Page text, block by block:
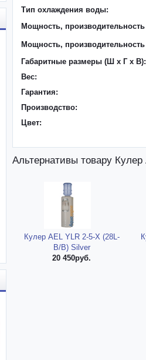
Тип охлаждения воды:
Мощность, производительность
Мощность,
Габаритные размеры (Ш x Г x В):
Вес:
Гарантия:
Производство:
Цвет:
Альтернативы товару Кулер
Кулер AEL YLR 2-5-X (28L-
B/B) Silver
20 450руб.